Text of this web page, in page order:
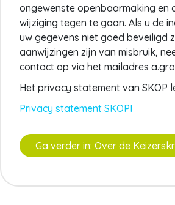
ongewenste openbaarmaking en
wijziging tegen te gaan. Als u de
uw gegevens niet goed beveiligd
aanwijzingen zijn van misbruik,
contact op via het mailadres
Het privacy statement van SKOP
Privacy statement SKOPI
Ga verder in: Over de